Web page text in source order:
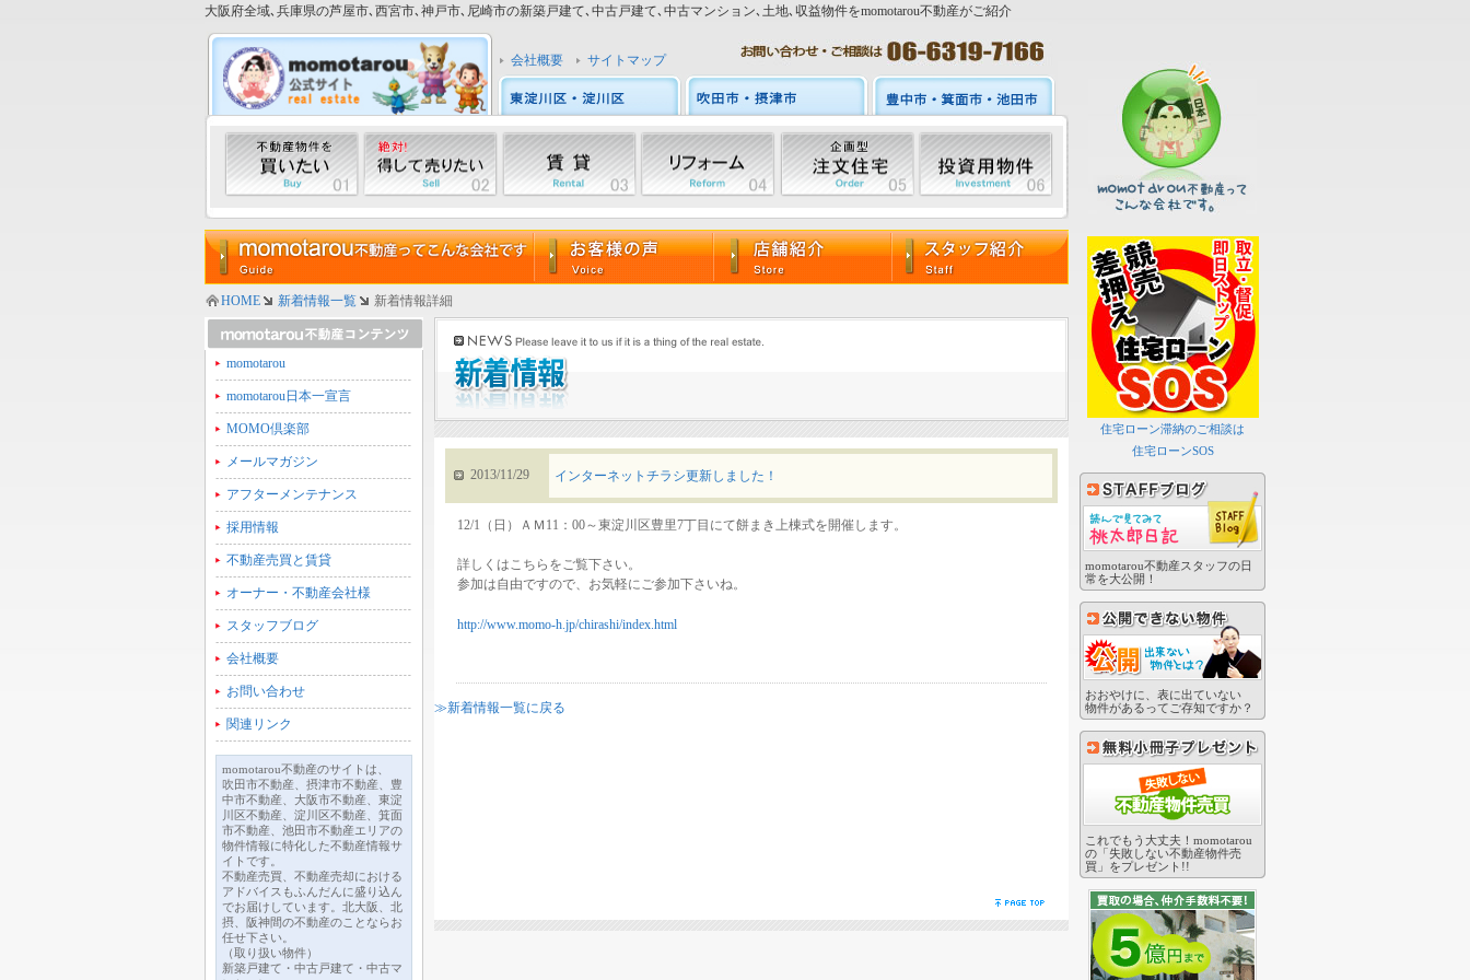
大阪府全域､兵庫県の芦屋市､西宮市､神戸市､尼崎市の新築戸建て､中古戸建て､中古マンション､土地､収益物件をmomotarou不動産がご紹介
会社概要 サイトマップ
住宅ローン滞納のご相談は
住宅ローンSOS
momotarou不動産スタッフの日
常を大公開！
おおやけに、表に出ていない
物件があるってご存知ですか？
これでもう大丈夫！momotarou
の「失敗しない不動産物件売
買」をプレゼント!!
HOME 新着情報一覧 新着情報詳細
momotarou
momotarou日本一宣言
MOMO倶楽部
メールマガジン
アフターメンテナンス
採用情報
不動産売買と賃貸
オーナー・不動産会社様
スタッフブログ
会社概要
お問い合わせ
関連リンク
momotarou不動産のサイトは、
吹田市不動産、摂津市不動産、豊
中市不動産、大阪市不動産、東淀
川区不動産、淀川区不動産、箕面
市不動産、池田市不動産エリアの
物件情報に特化した不動産情報サ
イトです。
不動産売買、不動産売却における
アドバイスもふんだんに盛り込ん
でお届けしています。北大阪、北
摂、阪神間の不動産のことならお
任せ下さい。
（取り扱い物件）
新築戸建て・中古戸建て・中古マ
2013/11/29 インターネットチラシ更新しました！
12/1（日）ＡＭ11：00～東淀川区豊里7丁目にて餅まき上棟式を開催します。
詳しくはこちらをご覧下さい。
参加は自由ですので、お気軽にご参加下さいね。
http://www.momo-h.jp/chirashi/index.html
≫新着情報一覧に戻る